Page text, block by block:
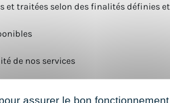
et traitées selon des finalités définies
de nos services
recrutement
assurer le bon